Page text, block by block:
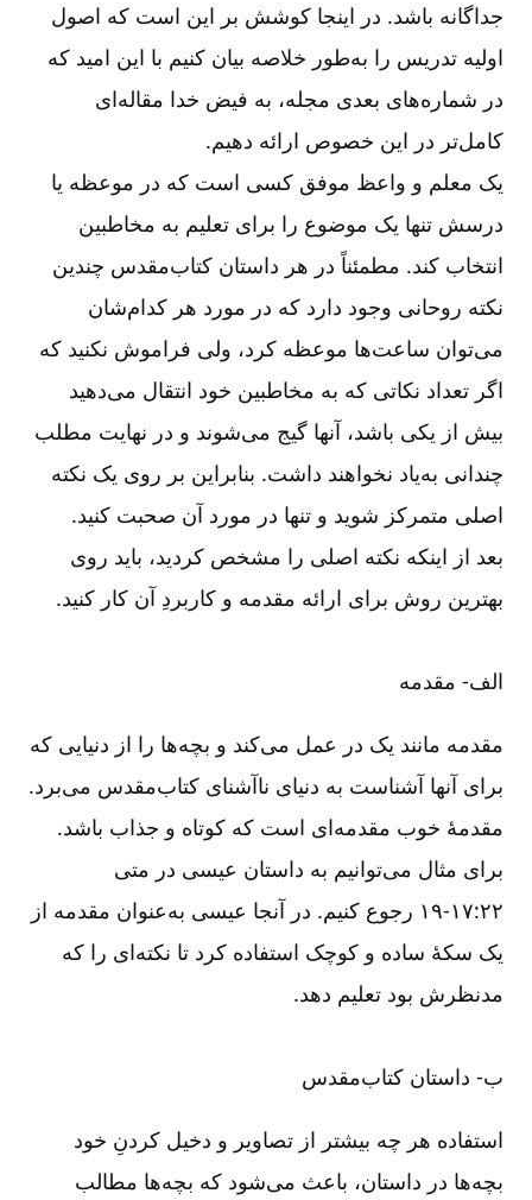
جداگانه باشد. در اینجا کوشش بر این است که اصول
اولیه تدریس را به‌طور خلاصه بیان کنیم با این امید که
در شماره‌های بعدی مجله، به فیض خدا مقاله‌ای
کامل‌تر در این خصوص ارائه دهیم.
یک معلم و واعظ موفق کسی است که در موعظه یا
درسش تنها یک موضوع را برای تعلیم به مخاطبین
انتخاب کند. مطمئناً در هر داستان کتاب‌مقدس چندین
نکته روحانی وجود دارد که در مورد هر کدام‌شان
می‌توان ساعت‌ها موعظه کرد، ولی فراموش نکنید که
اگر تعداد نکاتی که به مخاطبین خود انتقال می‌دهید
بیش از یکی باشد، آنها گیج می‌شوند و در نهایت مطلب
چندانی به‌یاد نخواهند داشت. بنابراین بر روی یک نکته
اصلی متمرکز شوید و تنها در مورد آن صحبت کنید.
بعد از اینکه نکته اصلی را مشخص کردید، باید روی
بهترین روش برای ارائه مقدمه و کاربردِ آن کار کنید.
الف-‏‏‏‏ مقدمه
مقدمه مانند یک در عمل می‌کند و بچه‌ها را از دنیایی که
برای آنها آشناست به دنیای ناآشنای کتاب‌مقدس می‌برد.
مقدمۀ خوب مقدمه‌ای است که کوتاه و جذاب باشد.
برای مثال می‌توانیم به داستان عیسی در متی
۲۲:‏۱۷-‏‏‏‏‏۱۹ رجوع کنیم. در آنجا عیسی به‌عنوان مقدمه از
یک سکۀ ساده و کوچک استفاده کرد تا نکته‌ای را که
مدنظرش بود تعلیم دهد.
ب-‏‏‏‏ داستان کتاب‌مقدس
استفاده هر چه بیشتر از تصاویر و دخیل کردنِ خود
بچه‌ها در داستان، باعث می‌شود که بچه‌ها مطالب